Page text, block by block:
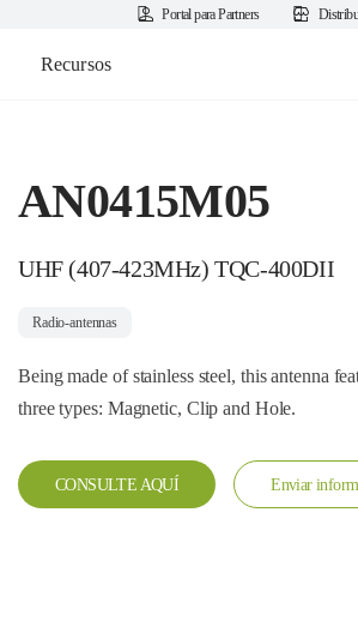
Portal para Partners
Recursos
AN0415M05
UHF (407-423MHz) TQC-400DII
Radio-antennas
Being made of stainless steel, this antenna
three types: Magnetic, Clip and Hole.
CONSULTE AQUÍ Enviar